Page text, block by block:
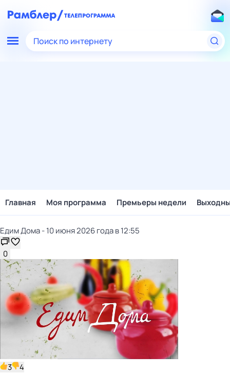
Поиск по интернету
Главная Моя программа Премьеры недели
Едим Дома - 10 июня 2026 года в 12:55
0
3
4